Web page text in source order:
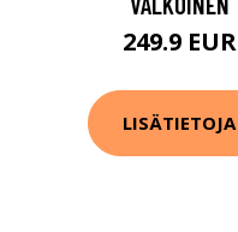
249.9 EUR
LISÄTIETOJA